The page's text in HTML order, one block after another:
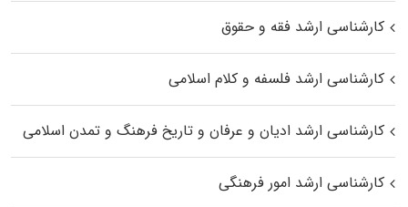
کارشناسی ارشد فقه و حقوق
کارشناسی ارشد فلسفه و کلام اسلامی
کارشناسی ارشد ادیان و عرفان و تاریخ فرهنگ و تمدن اسلامی
کارشناسی ارشد امور فرهنگی